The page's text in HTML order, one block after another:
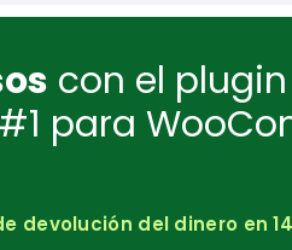
con el
para
devolución del dinero en